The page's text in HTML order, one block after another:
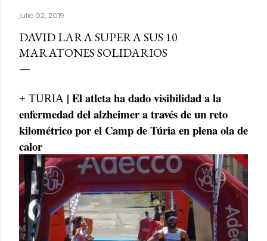
julio 02, 2019
DAVID LARA SUPERA SUS 10
MARATONES SOLIDARIOS
+ TURIA | El atleta ha dado visibilidad a la
enfermedad del alzheimer a través de un reto
kilométrico por el Camp de Túria en plena ola de
calor